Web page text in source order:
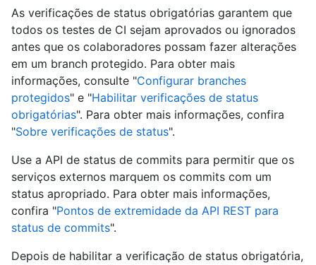
As verificações de status obrigatórias garantem que
todos os testes de CI sejam aprovados ou ignorados
antes que os colaboradores possam fazer alterações
em um branch protegido. Para obter mais
informações, consulte "Configurar branches
protegidos" e "Habilitar verificações de status
obrigatórias". Para obter mais informações, confira
"Sobre verificações de status".
Use a API de status de commits para permitir que os
serviços externos marquem os commits com um
status apropriado. Para obter mais informações,
confira "Pontos de extremidade da API REST para
status de commits".
Depois de habilitar a verificação de status obrigatória,